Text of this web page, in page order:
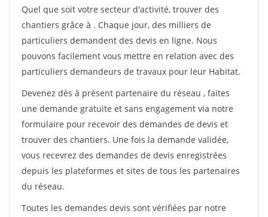
Quel que soit votre secteur d'activité, trouver des
chantiers grâce à . Chaque jour, des milliers de
particuliers demandent des devis en ligne. Nous
pouvons facilement vous mettre en relation avec des
particuliers demandeurs de travaux pour leur Habitat.
Devenez dès à présent partenaire du réseau , faites
une demande gratuite et sans engagement via notre
formulaire pour recevoir des demandes de devis et
trouver des chantiers. Une fois la demande validée,
vous recevrez des demandes de devis enregistrées
depuis les plateformes et sites de tous les partenaires
du réseau.
Toutes les demandes devis sont vérifiées par notre